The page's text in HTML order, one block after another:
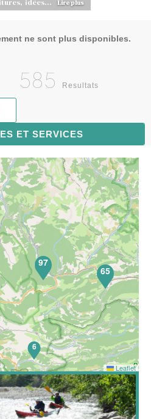
idées…
Lire plus
ne sont plus disponibles.
585 Resultats
ET SERVICES
autrement ! Partez avec
sur l'eau, entre
6
65
119
97
Leaflet